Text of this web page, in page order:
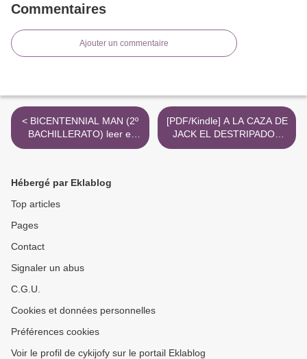
Commentaires
Ajouter un commentaire
< BICENTENNIAL MAN (2º
BACHILLERATO) leer el
libro pdf
[PDF/Kindle] A LA CAZA DE
JACK EL DESTRIPADOR
descargar gratis >
Hébergé par Eklablog
Top articles
Pages
Contact
Signaler un abus
C.G.U.
Cookies et données personnelles
Préférences cookies
Voir le profil de cykijofy sur le portail Eklablog